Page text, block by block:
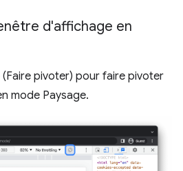
d'affichage en
(Faire pivoter) pour faire pivoter
mode Paysage.